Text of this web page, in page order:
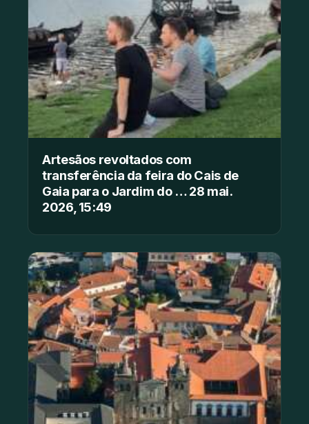
Artesãos revoltados com
transferência da feira do Cais de
Gaia para o Jardim do … 28 mai.
2026, 15:49